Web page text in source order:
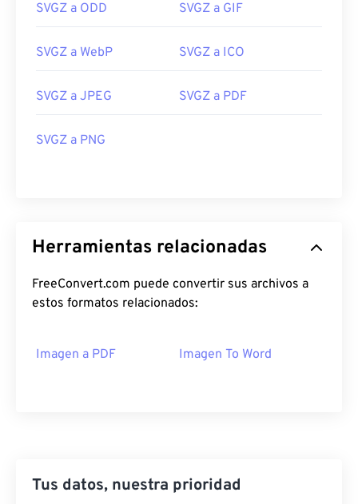
SVGZ a ODD SVGZ a GIF
SVGZ a WebP SVGZ a ICO
SVGZ a JPEG SVGZ a PDF
SVGZ a PNG
Herramientas relacionadas
FreeConvert.com puede convertir sus archivos a
estos formatos relacionados:
Imagen a PDF Imagen To Word
Tus datos, nuestra prioridad